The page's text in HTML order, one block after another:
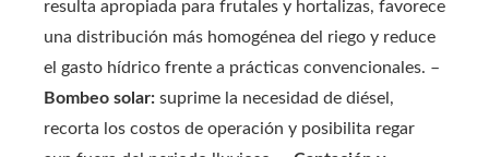
resulta apropiada para frutales y hortalizas, favorece
una distribución más homogénea del riego y reduce
el gasto hídrico frente a prácticas convencionales. –
Bombeo solar: suprime la necesidad de diésel,
recorta los costos de operación y posibilita regar